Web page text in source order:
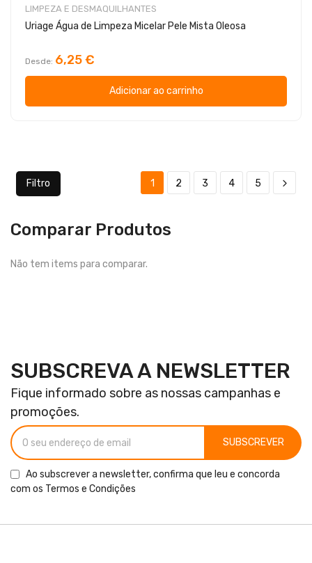
LIMPEZA E DESMAQUILHANTES
Uriage Água de Limpeza Micelar Pele Mista Oleosa
Desde 6,25 €
Adicionar ao carrinho
Filtro 1 2 3 4 5
Comparar Produtos
Não tem items para comparar.
SUBSCREVA A NEWSLETTER
Fique informado sobre as nossas campanhas e
promoções.
SUBSCREVER
Ao subscrever a newsletter, confirma que leu e concorda
com os Termos e Condições